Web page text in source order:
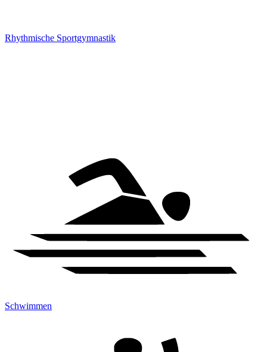
Rhythmische Sportgymnastik
Schwimmen